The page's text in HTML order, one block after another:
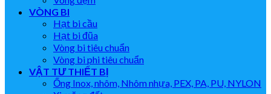
VÒNG BI
Hạt bi cầu
Hạt bi đũa
Vòng bi tiêu chuẩn
Vòng bi phi tiêu chuẩn
VẬT TƯ THIẾT BỊ
Ống Inox, nhôm, Nhôm nhựa, PEX, PA, PU, NYLON